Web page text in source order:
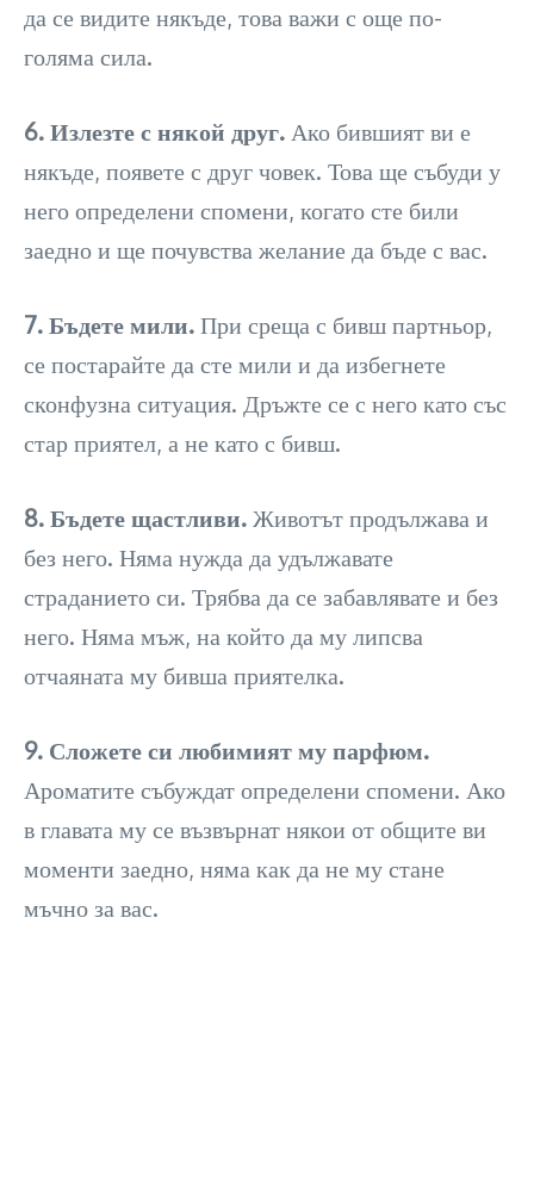
да се видите някъде, това важи с още по-
голяма сила.
6. Излезте с някой друг. Ако бившият ви е
някъде, появете с друг човек. Това ще събуди у
него определени спомени, когато сте били
заедно и ще почувства желание да бъде с вас.
7. Бъдете мили.При среща с бивш партньор,
се постарайте да сте мили и да избегнете
сконфузна ситуация. Дръжте се с него като със
стар приятел, а не като с бивш.
8. Бъдете щастливи.Животът продължава и
без него. Няма нужда да удължавате
страданието си. Трябва да се забавлявате и без
него. Няма мъж, на който да му липсва
отчаяната му бивша приятелка.
9. Сложете си любимият му парфюм.
Ароматите събуждат определени спомени. Ако
в главата му се възвърнат някои от общите ви
моменти заедно, няма как да не му стане
мъчно за вас.